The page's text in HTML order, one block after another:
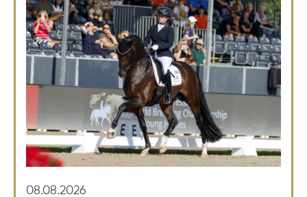
08.08.2026